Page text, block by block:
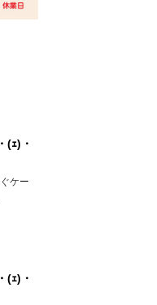
(ｪ)・
ケー
(ｪ)・